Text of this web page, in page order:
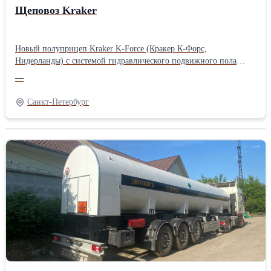
Щеповоз Kraker
Новый полуприцеп Kraker K-Force (Кракер К-Форс,
Нидерланды) с системой гидравлического подвижного пола
производителя данного типа полуприцепов компании Kraker
Trailers (Нидерланды). Данный полуприцеп особенно
эффективен для перевозки: - зерновых, бобовых, солода, силоса,
навоза, торфа, компоста, комбикормов, овощей, жмыха, лузги
металлолома и пр. Можно перевозить паллеты, сборные грузы,
биг-бэги и пр.
==================================================
Центр Прицепной Техники - официальный представитель и
сервисный центр Kraker Trailers в
РФ
-объём: 92 м3, - самая крепкая конструкция пола в классе - 41
поперечная траверса - низкий собственный вес полуприцепа от
7450 кг, - оси SAF INTRA CD/дисковые тормоза - корзина для
запасного колеса, - запасное колесо, - подвижный пол системы
—
Санкт-Петербург